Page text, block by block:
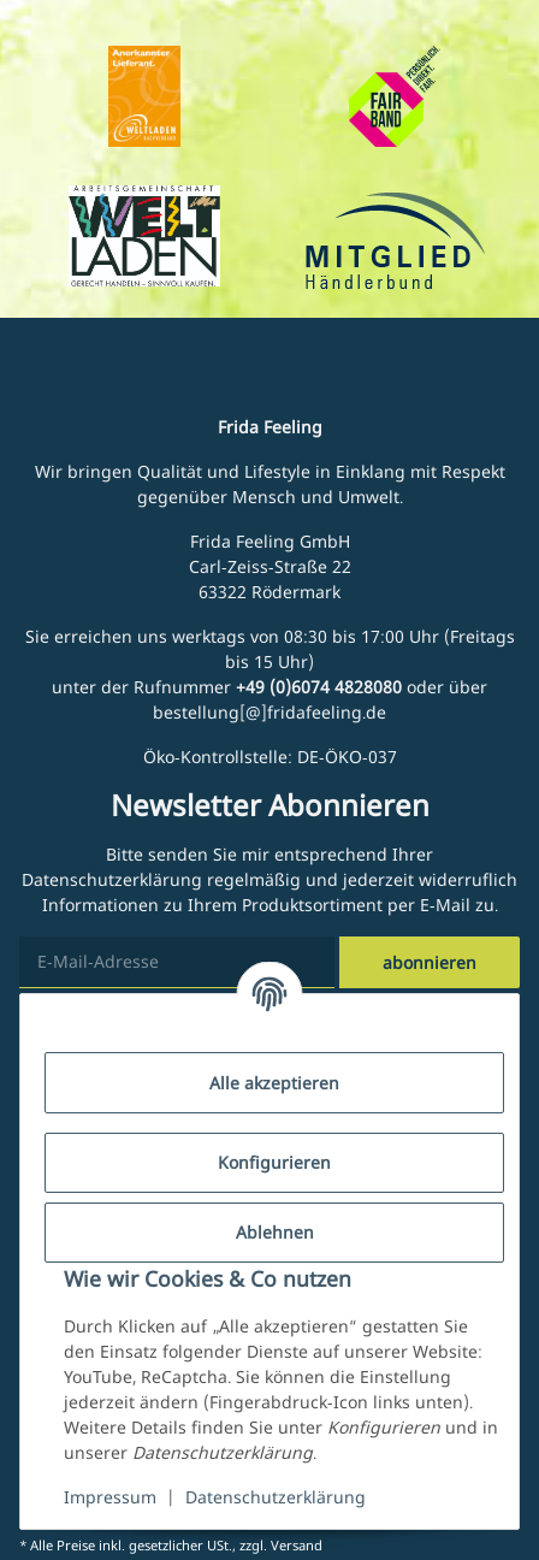
Alle akzeptieren
Konfigurieren
Ablehnen
Wie wir Cookies & Co nutzen
Durch Klicken auf „Alle akzeptieren“ gestatten Sie
den Einsatz folgender Dienste auf unserer Website:
YouTube, ReCaptcha. Sie können die Einstellung
jederzeit ändern (Fingerabdruck-Icon links unten).
Weitere Details finden Sie unter Konfigurieren und in
unserer Datenschutzerklärung.
Impressum
| Datenschutzerklärung
Frida Feeling
Wir bringen Qualität und Lifestyle in Einklang mit Respekt
gegenüber Mensch und Umwelt.
Frida Feeling GmbH
Carl-Zeiss-Straße 22
63322 Rödermark
Sie erreichen uns werktags von 08:30 bis 17:00 Uhr (Freitags
bis 15 Uhr)
unter der Rufnummer +49 (0)6074 4828080 oder über
bestellung[@]fridafeeling.de
Öko-Kontrollstelle: DE-ÖKO-037
Newsletter Abonnieren
Bitte senden Sie mir entsprechend Ihrer
Datenschutzerklärung regelmäßig und jederzeit widerruflich
Informationen zu Ihrem Produktsortiment per E-Mail zu.
abonnieren
Vertrag widerrufen
* Alle Preise inkl. gesetzlicher USt., zzgl. Versand